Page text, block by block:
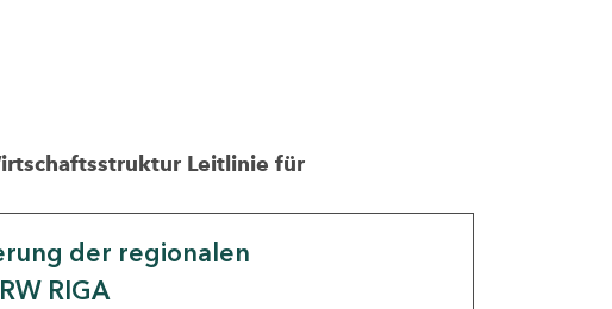
Leitlinie für
der regionalen
RIGA